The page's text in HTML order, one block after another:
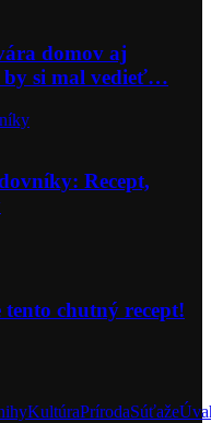
domov aj
by si mal vedieť…
Recept,
chutný recept!
KultúraPrírodaSúťaže